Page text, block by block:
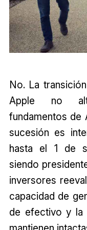
No. La
Apple no
fundamentos de
sucesión es
hasta el 1 de
siendo
inversores
capacidad de
de efectivo y la